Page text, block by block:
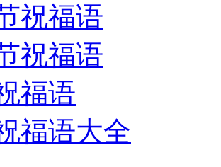
祝福语
祝福语
福语
福语大全